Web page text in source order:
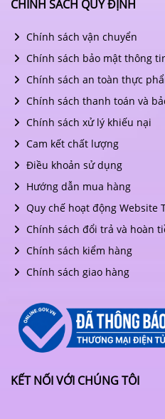
CHÍNH SÁCH QUY ĐỊNH
Chính sách vận chuyển
Chính sách bảo mật thông
Chính sách an toàn thực
Chính sách thanh toán và
Chính sách xử lý khiếu nại
Cam kết chất lượng
Điều khoản sử dụng
Hướng dẫn mua hàng
Quy chế hoạt động Website
Chính sách đổi trả và hoàn
Chính sách kiểm hàng
Chính sách giao hàng
KẾT NỐI VỚI CHÚNG TÔI